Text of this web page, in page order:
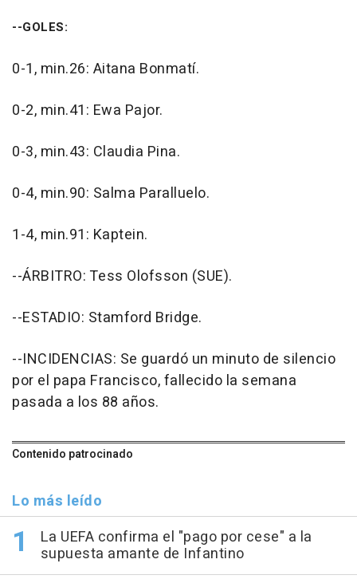
--GOLES:
0-1, min.26: Aitana Bonmatí.
0-2, min.41: Ewa Pajor.
0-3, min.43: Claudia Pina.
0-4, min.90: Salma Paralluelo.
1-4, min.91: Kaptein.
--ÁRBITRO: Tess Olofsson (SUE).
--ESTADIO: Stamford Bridge.
--INCIDENCIAS: Se guardó un minuto de silencio
por el papa Francisco, fallecido la semana
pasada a los 88 años.
Contenido patrocinado
Lo más leído
La UEFA confirma el "pago por cese" a la
supuesta amante de Infantino